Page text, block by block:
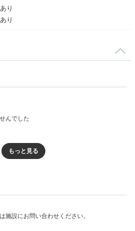
した多彩なレストランが。フレ
、中国料理など、好みに合わせ
の鉄板焼は、目の前で仙台牛や
り
り